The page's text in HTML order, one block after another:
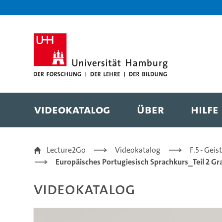
Videokatalog Über Hilfe
15 Artikel |
Lecture2Go Videokatalog F.5 -
Europäisches Portugiesisch Sprachkurs_Teil 2
Videokatalog